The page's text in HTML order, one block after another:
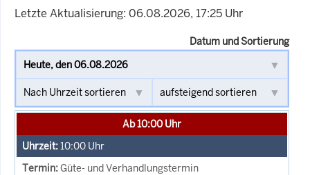
Letzte Aktualisierung: 06.08.2026, 17:25 Uhr
Datum und Sortierung
Ab 10:00 Uhr
10:00 Uhr
Güte- und Verhandlungstermin